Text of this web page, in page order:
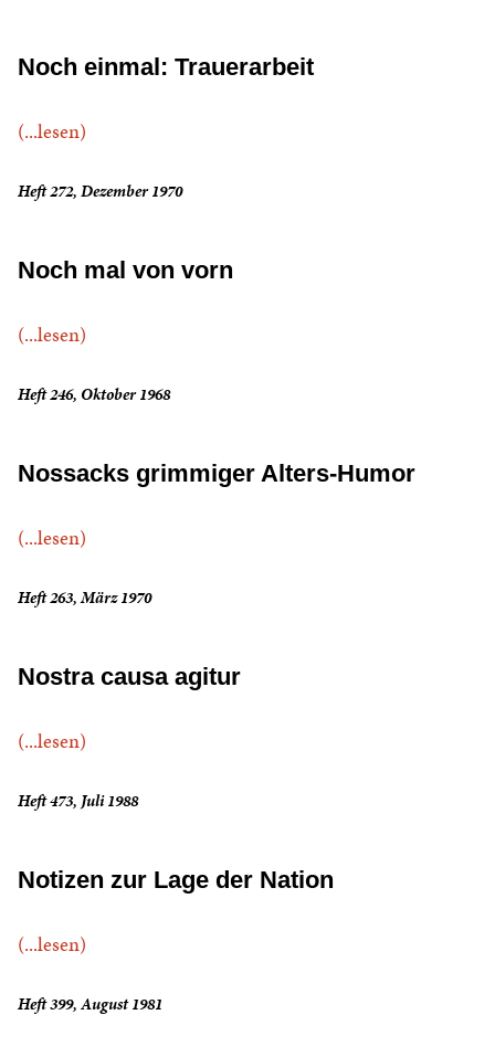
Noch einmal: Trauerarbeit
(...lesen)
Heft 272, Dezember 1970
Noch mal von vorn
(...lesen)
Heft 246, Oktober 1968
Nossacks grimmiger Alters-Humor
(...lesen)
Heft 263, März 1970
Nostra causa agitur
(...lesen)
Heft 473, Juli 1988
Notizen zur Lage der Nation
(...lesen)
Heft 399, August 1981